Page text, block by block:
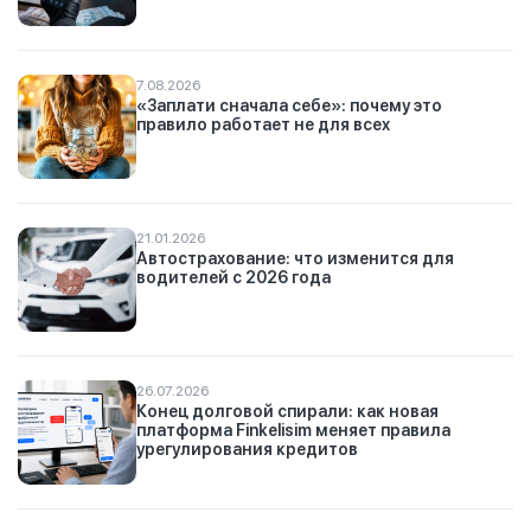
7.08.2026
«Заплати сначала себе»: почему это
правило работает не для всех
21.01.2026
Автострахование: что изменится для
водителей с 2026 года
26.07.2026
Конец долговой спирали: как новая
платформа Finkelisim меняет правила
урегулирования кредитов